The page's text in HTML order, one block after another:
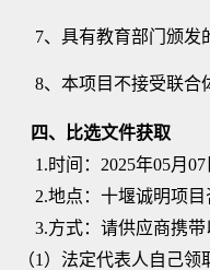
7、具有教育部门颁发
8、本项目不接受联合
四、 比选文件获取
1.时间： 2025年05月07
2.地点： 十堰诚明项
3.方式： 请供应商携
（1）法定代表人自己领